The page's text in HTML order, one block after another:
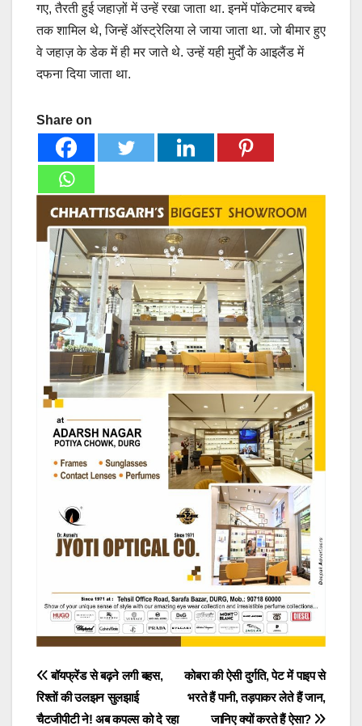
गए, तैरती हुई जहाज़ों में उन्हें रखा जाता था. इनमें पॉकेटमार बच्चे
तक शामिल थे, जिन्हें ऑस्ट्रेलिया ले जाया जाता था. जो बीमार हुए
वे जहाज़ के डेक में ही मर जाते थे. उन्हें यही मुर्दों के आइलैंड में
दफना दिया जाता था.
Share on
Post
navigation
कोबरा की ऐसी दुर्गति, पेट में पाइप से
भरते हैं पानी, तड़पाकर लेते हैं जान,
जानिए क्यों करते हैं ऐसा?
बॉयफ्रेंड से बढ़ने लगी बहस,
रिश्तों की उलझन सुलझाई
चैटजीपीटी ने! अब कपल्स को दे रहा